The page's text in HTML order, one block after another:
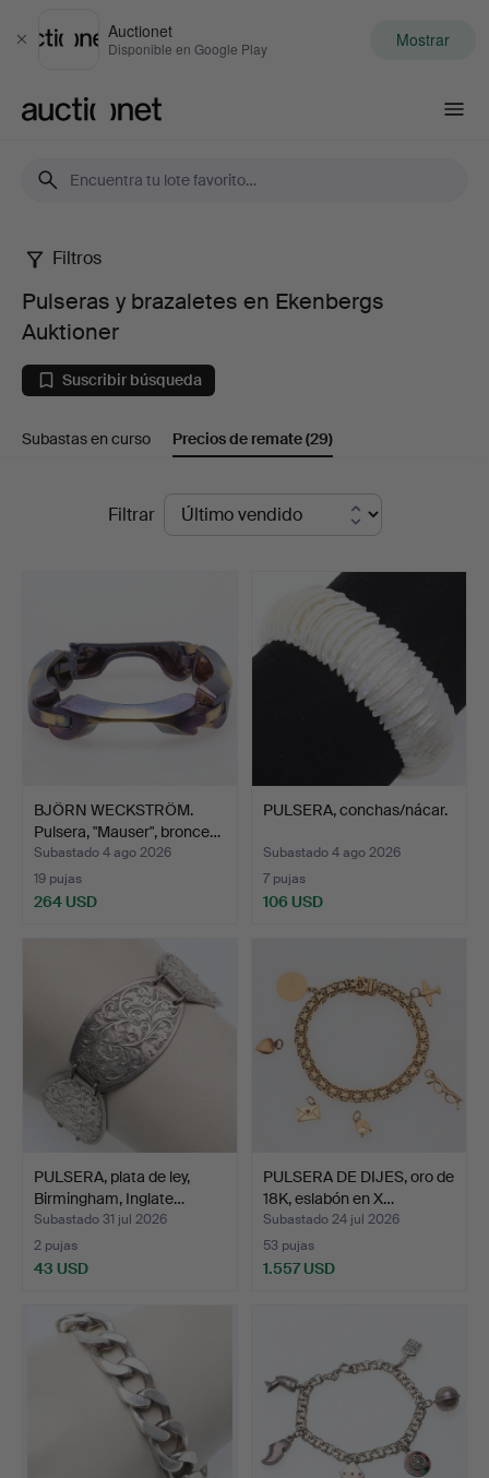
Cerrar
Auctionet
Disponible en Google Play Mostrar
Pulseras
brazaletes
en
Auktioner
Filtros
Pulseras y brazaletes en Ekenbergs
Auktioner
Suscribir búsqueda
Subastas en curso Precios de remate(29)
Filtrar
BJÖRN WECKSTRÖM.
Pulsera, "Mauser", bronce…
Subastado 4 ago 2026
19 pujas
264 USD
PULSERA, conchas/nácar.
Subastado 4 ago 2026
7 pujas
106 USD
PULSERA, plata de ley,
Birmingham, Inglate…
Subastado 31 jul 2026
2 pujas
43 USD
PULSERA DE DIJES, oro de
18K, eslabón en X…
Subastado 24 jul 2026
53 pujas
1.557 USD